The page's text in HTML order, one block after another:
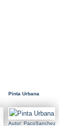
Pinta Urbana
Autor: PacoSanchez